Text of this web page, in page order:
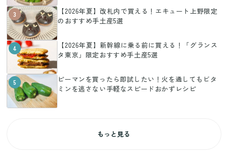
3
【2026年夏】改札内で買える！エキュート上野限定
のおすすめ手土産5選
4
【2026年夏】新幹線に乗る前に買える！「グランス
タ東京」限定おすすめ手土産5選
5
ピーマンを買ったら即試したい！火を通してもビタ
ミンを逃さない手軽なスピードおかずレシピ
もっと見る